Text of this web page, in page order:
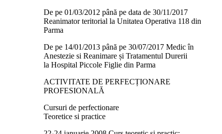
De pe 01/03/2012 până pe data de 30/11/2017
Reanimator teritorial la Unitatea Operativa 118 din
Parma
De pe 14/01/2013 până pe 30/07/2017 Medic în
Anestezie si Reanimare și Tratamentul Durerii
la Hospital Piccole Figlie din Parma
ACTIVITATE DE PERFECȚIONARE
PROFESIONALĂ
Cursuri de perfectionare
Teoretice si practice